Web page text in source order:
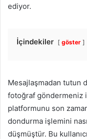
ediyor.
İçindekiler göster
Mesajlaşmadan tutun
fotoğraf göndermeniz
platformunu son
dondurma işlemini
düşmüştür. Bu